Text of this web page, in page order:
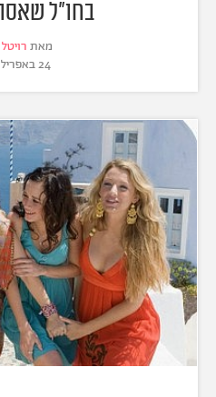
בחו"ל
מאת
24 באפריל 2019